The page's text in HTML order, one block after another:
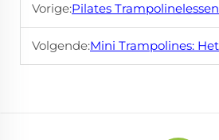
Vorige:Pilates Trampolinelessen:
Volgende:Mini Trampolines: Het perfecte